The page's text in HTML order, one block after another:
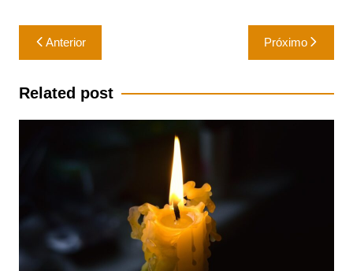
Navegação
de
Post
Anterior Próximo
Related post